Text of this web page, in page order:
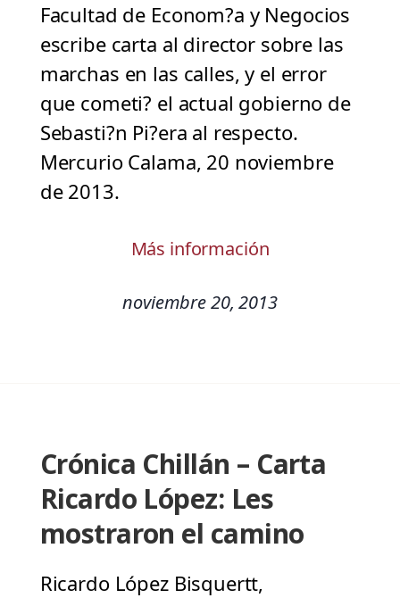
Facultad de Econom?a y Negocios
escribe carta al director sobre las
marchas en las calles, y el error
que cometi? el actual gobierno de
Sebasti?n Pi?era al respecto.
Mercurio Calama, 20 noviembre
de 2013.
Más información
noviembre 20, 2013
Crónica Chillán – Carta
Ricardo López: Les
mostraron el camino
Ricardo López Bisquertt,